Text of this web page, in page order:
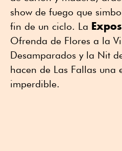
show de fuego que
fin de un ciclo. La
Ofrenda de Flores a la
Desamparados y la Nit
hacen de Las Fallas una
imperdible.